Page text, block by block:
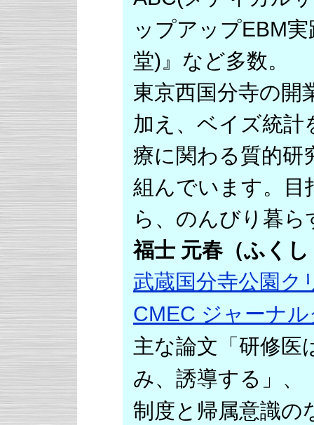
ップアップEBM
堂)』など多数。
東京西国分寺の開
加え、ベイズ統計
療に関わる質的研
組んでいます。目
ら、のんびり暮ら
福士 元春（ふく
武蔵国分寺公園ク
CMEC ジャーナ
主な論文「研修医
み、誘導する」、
制度と帰属意識の